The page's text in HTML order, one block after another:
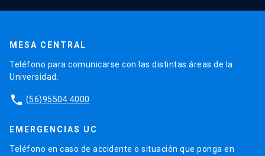
MESA CENTRAL
Teléfono para comunicarse con las distintas áreas de la
Universidad.
phone (56)95504 4000
EMERGENCIAS UC
Teléfono en caso de accidente o situación que ponga en